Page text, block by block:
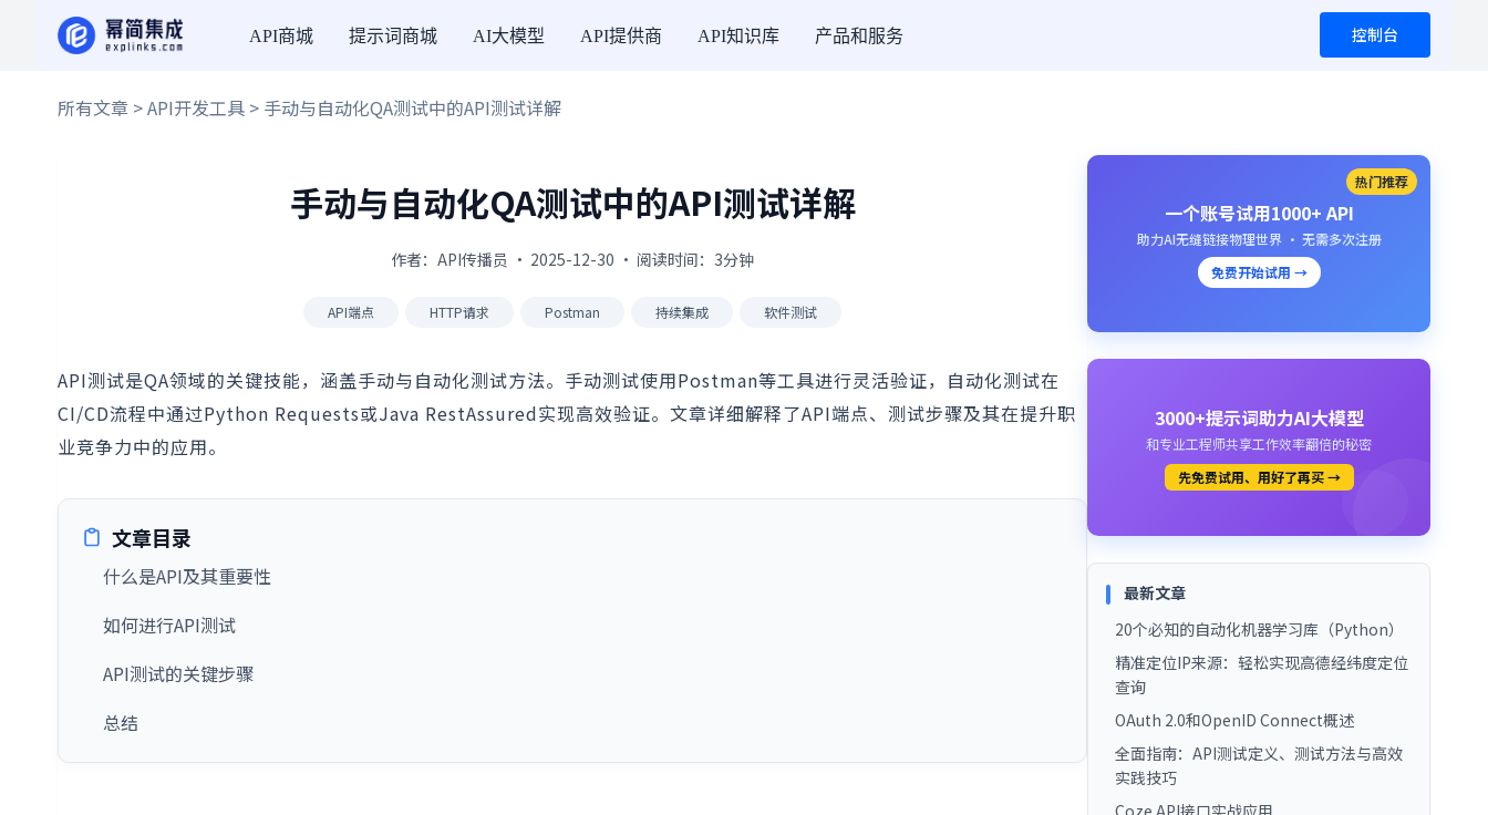
API商城 提示词商城 AI大模型 API提供商 API知识库 产品和服务 控制台
所有文章 >API开发工具 > 手动与自动化QA测试中的API测试详解
手动与自动化QA测试中的API测试详解
作者：API传播员 · 2025-12-30 · 阅读时间：3分钟
API端点 HTTP请求 Postman 持续集成 软件测试
API测试是QA领域的关键技能，涵盖手动与自动化测试方法。手动测试使用Postman等工具进行灵活验证，自动化测试在
CI/CD流程中通过Python Requests或Java RestAssured实现高效验证。文章详细解释了API端点、测试步骤及其在提升职
业竞争力中的应用。
文章目录
什么是API及其重要性
如何进行API测试
API测试的关键步骤
总结
热门推荐
一个账号试用1000+ API
助力AI无缝链接物理世界 · 无需多次注册
免费开始试用 →
3000+提示词助力AI大模型
和专业工程师共享工作效率翻倍的秘密
先免费试用、用好了再买 →
最新文章
20个必知的自动化机器学习库（Python）
精准定位IP来源：轻松实现高德经纬度定位
查询
OAuth 2.0和OpenID Connect概述
全面指南：API测试定义、测试方法与高效
实践技巧
Coze API接口实战应用